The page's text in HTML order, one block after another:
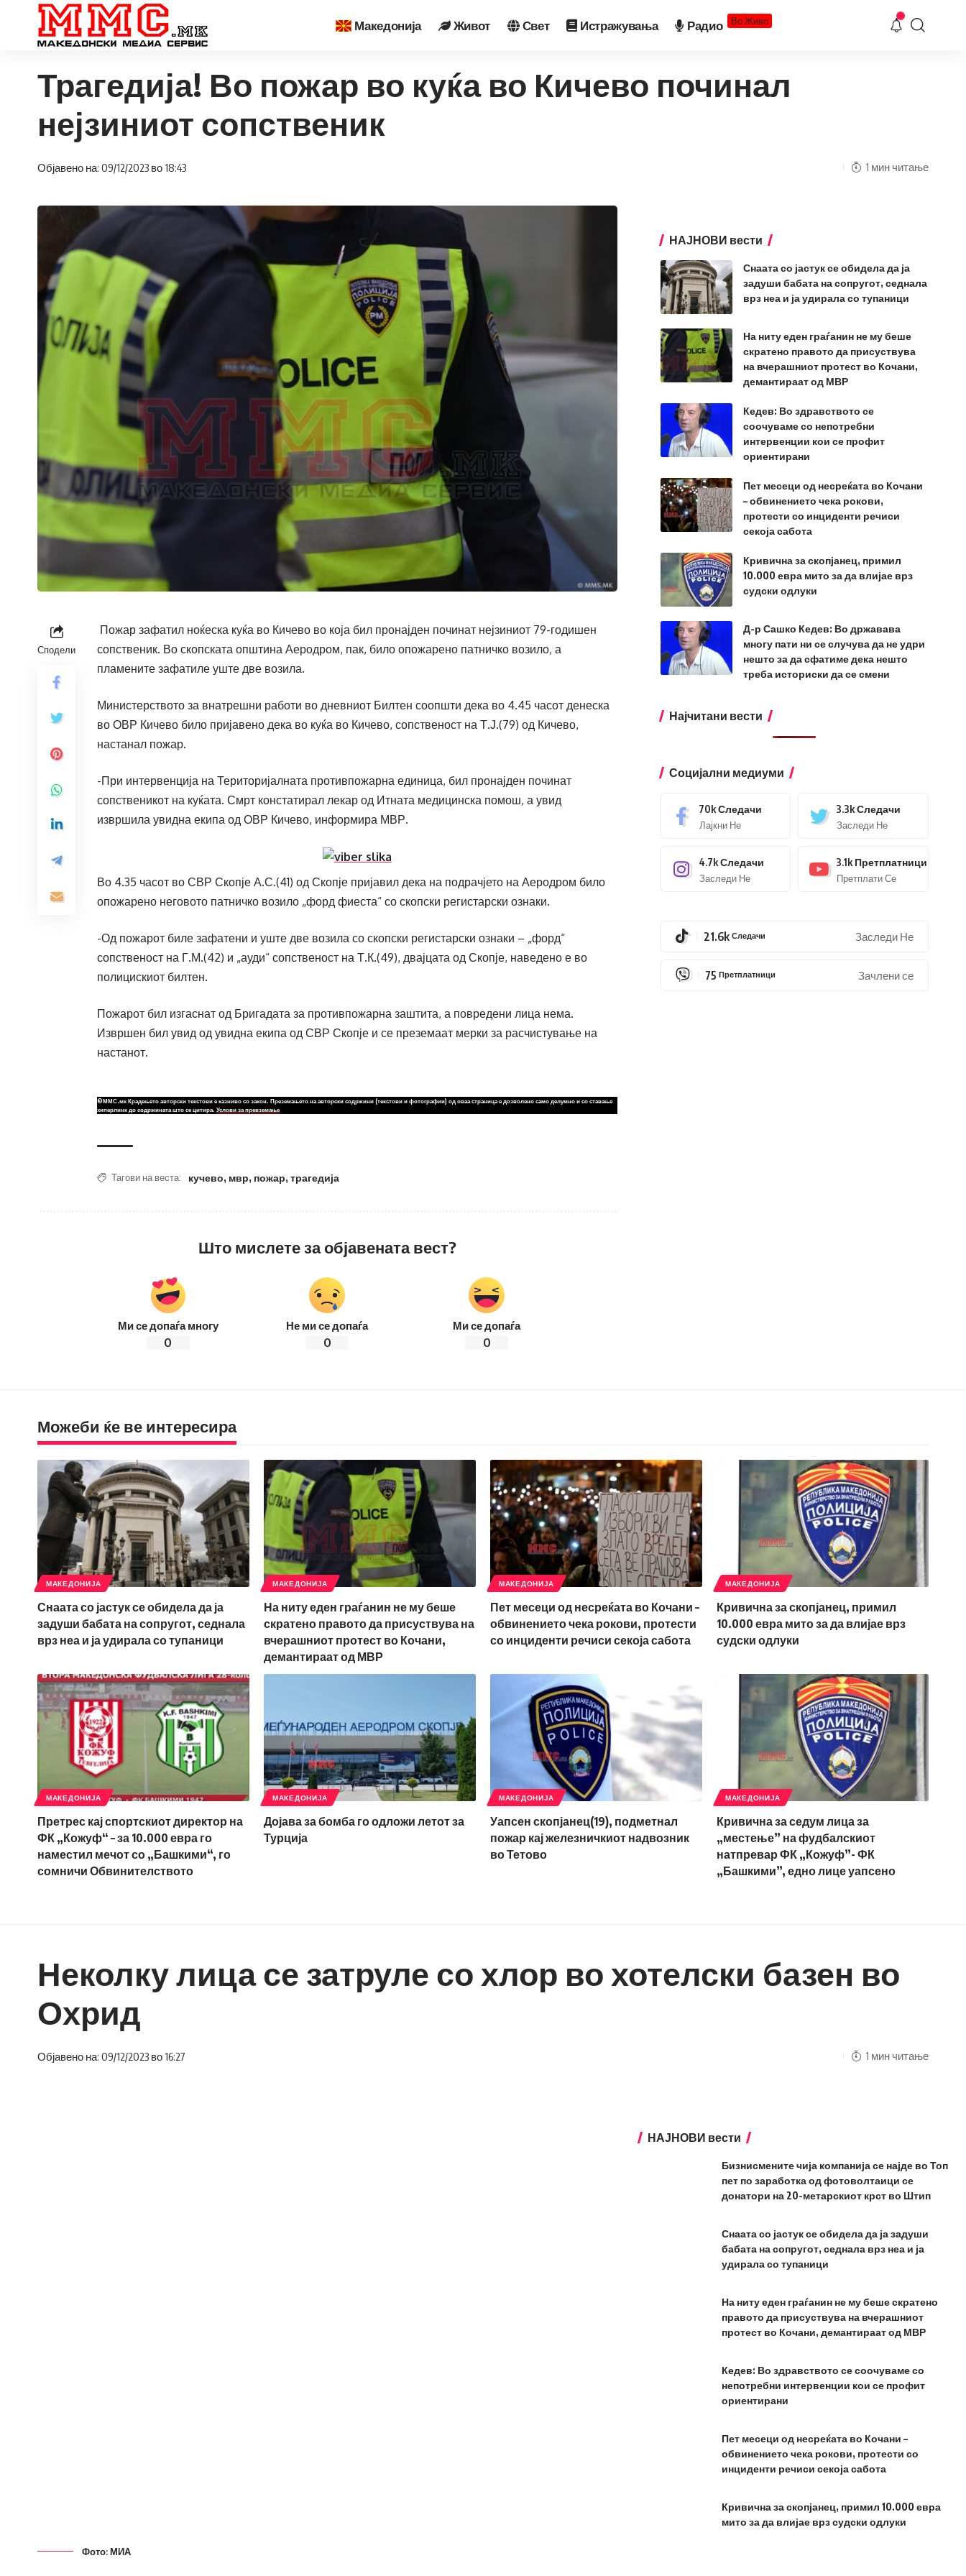
Македонија Живот Свет Истражувања Радио Во Живо
Трагедија! Во пожар во куќа во Кичево починал
нејзиниот сопственик
Објавено на: 09/12/2023 во 18:43 1 мин читање
Сподели
Пожар зафатил ноќеска куќа во Кичево во која бил пронајден починат нејзиниот 79-годишен
сопственик. Во скопската општина Аеродром, пак, било опожарено патничко возило, а
пламените зафатиле уште две возила.
Министерството за внатрешни работи во дневниот Билтен соопшти дека во 4.45 часот денеска
во ОВР Кичево било пријавено дека во куќа во Кичево, сопственост на Т.Ј.(79) од Кичево,
настанал пожар.
-При интервенција на Територијалната противпожарна единица, бил пронајден починат
сопственикот на куќата. Смрт констатирал лекар од Итната медицинска помош, а увид
извршила увидна екипа од ОВР Кичево, информира МВР.
Во 4.35 часот во СВР Скопје А.С.(41) од Скопје пријавил дека на подрачјето на Аеродром било
опожарено неговото патничко возило „форд фиеста“ со скопски регистарски ознаки.
-Од пожарот биле зафатени и уште две возила со скопски регистарски ознаки – „форд“
сопственост на Г.М.(42) и „ауди“ сопственост на Т.К.(49), двајцата од Скопје, наведено е во
полицискиот билтен.
Пожарот бил изгаснат од Бригадата за противпожарна заштита, а повредени лица нема.
Извршен бил увид од увидна екипа од СВР Скопје и се преземаат мерки за расчистување на
настанот.
©ММС.мк Крадењето авторски текстови е казниво со закон. Преземањето на авторски содржини (текстови и фотографии) од оваа страница е дозволено само делумно и со ставање
хиперлинк до содржината што се цитира. Услови за превземање
Тагови на веста: кучево, мвр, пожар, трагедија
Што мислете за објавената вест?
Ми се допаѓа многу
0
Не ми се допаѓа
0
Ми се допаѓа
0
НАЈНОВИ вести
Снаата со јастук се обидела да ја
задуши бабата на сопругот, седнала
врз неа и ја удирала со тупаници
На ниту еден граѓанин не му беше
скратено правото да присуствува
на вчерашниот протест во Кочани,
демантираат од МВР
Кедев: Во здравството се
соочуваме со непотребни
интервенции кои се профит
ориентирани
Пет месеци од несреќата во Кочани
– обвинението чека рокови,
протести со инциденти речиси
секоја сабота
Кривична за скопјанец, примил
10.000 евра мито за да влијае врз
судски одлуки
Д-р Сашко Кедев: Во државава
многу пати ни се случува да не удри
нешто за да сфатиме дека нешто
треба историски да се смени
Најчитани вести
Социјални медиуми
70kСледачи
Лајкни Не
3.3kСледачи
Заследи Не
4.7kСледачи
Заследи Не
3.1k Претплатници
Претплати Се
21.6k Следачи Заследи Не
75 Претплатници Зачлени се
Можеби ќе ве интересира
МАКЕДОНИЈА
Снаата со јастук се обидела да ја
задуши бабата на сопругот, седнала
врз неа и ја удирала со тупаници
МАКЕДОНИЈА
На ниту еден граѓанин не му беше
скратено правото да присуствува на
вчерашниот протест во Кочани,
демантираат од МВР
МАКЕДОНИЈА
Пет месеци од несреќата во Кочани –
обвинението чека рокови, протести
со инциденти речиси секоја сабота
МАКЕДОНИЈА
Кривична за скопјанец, примил
10.000 евра мито за да влијае врз
судски одлуки
МАКЕДОНИЈА
Претрес кај спортскиот директор на
ФК „Кожуф“ – за 10.000 евра го
наместил мечот со „Башкими“, го
сомничи Обвинителството
МАКЕДОНИЈА
Дојава за бомба го одложи летот за
Турција
МАКЕДОНИЈА
Уапсен скопјанец(19), подметнал
пожар кај железничкиот надвозник
во Тетово
МАКЕДОНИЈА
Кривична за седум лица за
„местење” на фудбалскиот
натпревар ФК „Кожуф”- ФК
„Башкими”, едно лице уапсено
Неколку лица се затруле со хлор во хотелски базен во
Охрид
Објавено на: 09/12/2023 во 16:27 1 мин читање
Фото: МИА
НАЈНОВИ вести
Бизнисмените чија компанија се најде во Топ
пет по заработка од фотоволтаици се
донатори на 20-метарскиот крст во Штип
Снаата со јастук се обидела да ја задуши
бабата на сопругот, седнала врз неа и ја
удирала со тупаници
На ниту еден граѓанин не му беше скратено
правото да присуствува на вчерашниот
протест во Кочани, демантираат од МВР
Кедев: Во здравството се соочуваме со
непотребни интервенции кои се профит
ориентирани
Пет месеци од несреќата во Кочани –
обвинението чека рокови, протести со
инциденти речиси секоја сабота
Кривична за скопјанец, примил 10.000 евра
мито за да влијае врз судски одлуки